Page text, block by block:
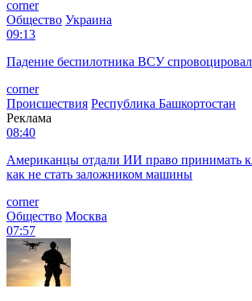
corner
Общество Украина
09:13
Падение беспилотника ВСУ
corner
Происшествия Республика Башкортостан
Реклама
08:40
Американцы отдали ИИ право принимать
как не стать заложником машины
corner
Общество Москва
07:57